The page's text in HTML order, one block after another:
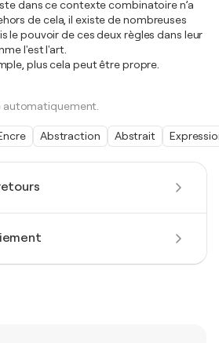
dans ce contexte combinatoire n’a
de cela, il existe de nombreuses
le pouvoir de ces deux règles dans leur
l'est l'art.
plus cela peut être propre.
Abstraction Abstrait